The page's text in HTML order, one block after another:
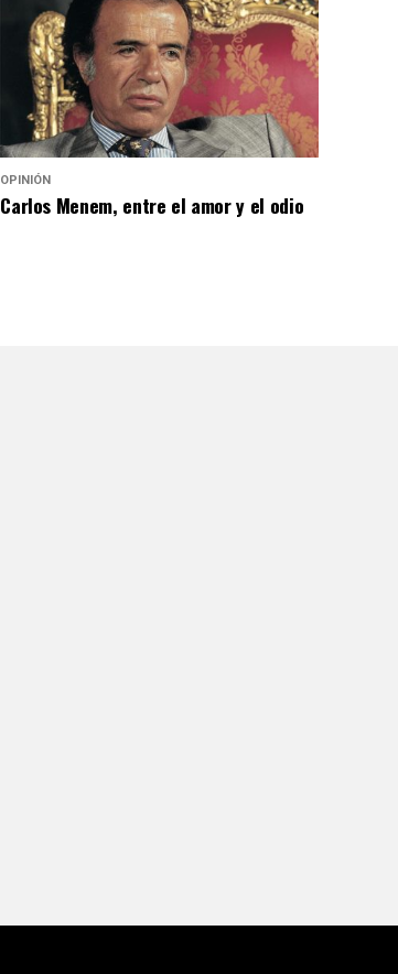
OPINIÓN
Carlos Menem, entre el amor y el odio